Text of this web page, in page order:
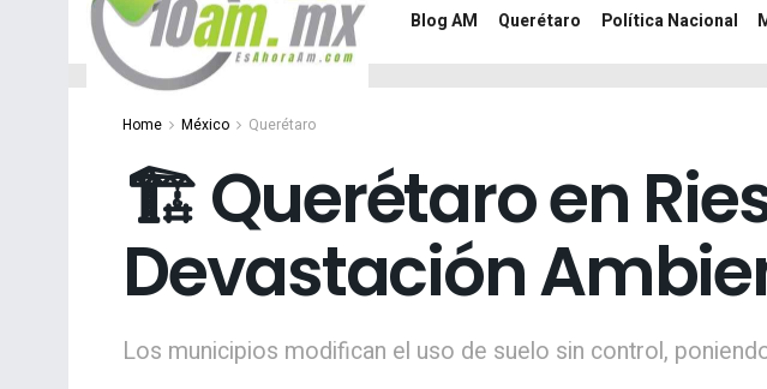
Blog AM Querétaro Política Nacional
Home México Querétaro
🏗️ Querétaro en
Devastación
Los municipios modifican el uso de suelo sin control,